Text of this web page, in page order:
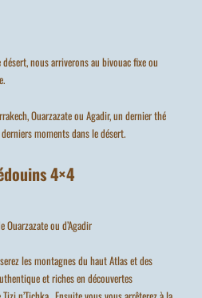
nous arriverons au bivouac fixe ou
Ouarzazate ou Agadir, un dernier thé
moments dans le désert.
4×4
Ouarzazate ou d’Agadir
les montagnes du haut Atlas et des
et riches en découvertes